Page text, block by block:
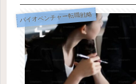
バイオベンチャー転職戦略